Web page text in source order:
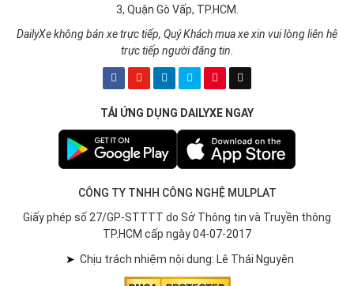
3, Quận Gò Vấp, TP.HCM.
DailyXe không bán xe trực tiếp, Quý Khách mua xe xin vui lòng liên hệ
trực tiếp người đăng tin.
TẢI ỨNG DỤNG DAILYXE NGAY
CÔNG TY TNHH CÔNG NGHỆ MULPLAT
Giấy phép số 27/GP-STTTT do Sở Thông tin và Truyền thông
TP.HCM cấp ngày 04-07-2017
➤ Chịu trách nhiệm nội dung: Lê Thái Nguyên